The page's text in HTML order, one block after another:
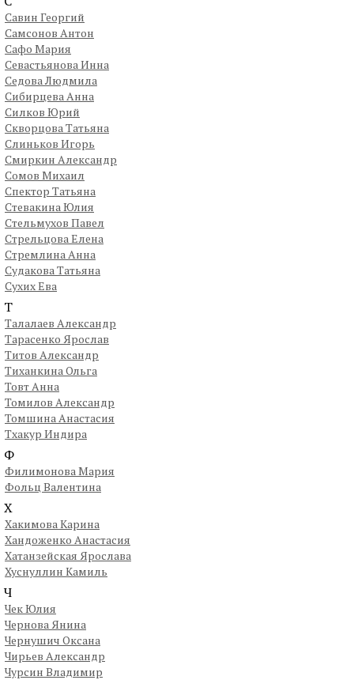
Савин Георгий
Самсонов Антон
Сафо Мария
Севастьянова Инна
Седова Людмила
Сибирцева Анна
Силков Юрий
Скворцова Татьяна
Слиньков Игорь
Смиркин Александр
Сомов Михаил
Спектор Татьяна
Стевакина Юлия
Стельмухов Павел
Стрельцова Елена
Стремлина Анна
Судакова Татьяна
Сухих Ева
Т
Талалаев Александр
Тарасенко Ярослав
Титов Александр
Тиханкина Ольга
Товт Анна
Томилов Александр
Томшина Анастасия
Тхакур Индира
Ф
Филимонова Мария
Фольц Валентина
Х
Хакимова Карина
Хандоженко Анастасия
Хатанзейская Ярослава
Хуснуллин Камиль
Ч
Чек Юлия
Чернова Янина
Чернушич Оксана
Чирьев Александр
Чурсин Владимир